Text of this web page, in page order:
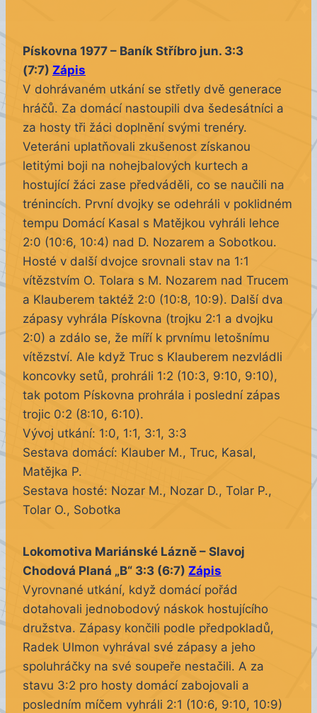
Pískovna 1977 – Baník Stříbro jun. 3:3
(7:7) Zápis
V dohrávaném utkání se střetly dvě generace
hráčů. Za domácí nastoupili dva šedesátníci a
za hosty tři žáci doplnění svými trenéry.
Veteráni uplatňovali zkušenost získanou
letitými boji na nohejbalových kurtech a
hostující žáci zase předváděli, co se naučili na
trénincích. První dvojky se odehráli v poklidném
tempu Domácí Kasal s Matějkou vyhráli lehce
2:0 (10:6, 10:4) nad D. Nozarem a Sobotkou.
Hosté v další dvojce srovnali stav na 1:1
vítězstvím O. Tolara s M. Nozarem nad Trucem
a Klauberem taktéž 2:0 (10:8, 10:9). Další dva
zápasy vyhrála Pískovna (trojku 2:1 a dvojku
2:0) a zdálo se, že míří k prvnímu letošnímu
vítězství. Ale když Truc s Klauberem nezvládli
koncovky setů, prohráli 1:2 (10:3, 9:10, 9:10),
tak potom Pískovna prohrála i poslední zápas
trojic 0:2 (8:10, 6:10).
Vývoj utkání: 1:0, 1:1, 3:1, 3:3
Sestava domácí: Klauber M., Truc, Kasal,
Matějka P.
Sestava hosté: Nozar M., Nozar D., Tolar P.,
Tolar O., Sobotka
Lokomotiva Mariánské Lázně – Slavoj
Chodová Planá „B“ 3:3 (6:7) Zápis
Vyrovnané utkání, když domácí pořád
dotahovali jednobodový náskok hostujícího
družstva. Zápasy končili podle předpokladů,
Radek Ulmon vyhrával své zápasy a jeho
spoluhráčky na své soupeře nestačili. A za
stavu 3:2 pro hosty domácí zabojovali a
posledním míčem vyhráli 2:1 (10:6, 9:10, 10:9)